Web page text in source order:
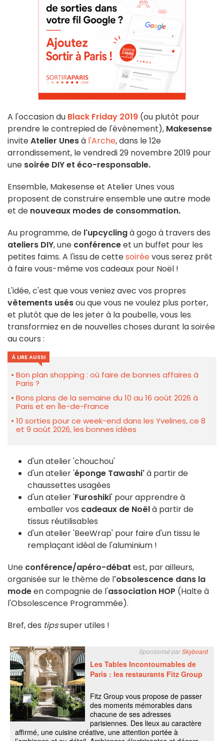
A l'occasion du Black Friday 2019 (ou plutôt pour
prendre le contrepied de l'évènement), Makesense
inviteAtelier Unesà l'Arche, dans le 12e
arrondissement, le vendredi 29 novembre 2019 pour
une soirée DIY et éco-responsable.
Ensemble, Makesense et Atelier Unes vous
proposent de construire ensemble une autre mode
et de nouveaux modes de consommation.
Au programme, de l'upcyclingà gogo à travers des
ateliers DIY, une conférenceet un buffet pour les
petites faims. A l'issu de cettesoiréevous serez prêt
à faire vous-même vos cadeaux pour Noël !
L'idée, c'est que vous veniez avec vos propres
vêtements usésou que vous ne voulez plus porter,
et plutôt que de les jeter à la poubelle, vous les
transformiez en de nouvelles choses durant la soirée
au cours :
À LIRE AUSSI
Bon plan shopping : où faire de bonnes affaires à
Paris ?
Bons plans de la semaine du 10 au 16 août 2026 à
Paris et en Île-de-France
10 sorties pour ce week-end dans les Yvelines, ce 8
et 9 août 2026, les bonnes idées
d'un atelier 'chouchou'
d'un atelier 'éponge Tawashi'à partir de
chaussettes usagées
d'un atelier 'Furoshiki' pour apprendre à
emballer vos cadeaux de Noëlà partir de
tissus réutilisables
d'un atelier 'BeeWrap' pour faire d'un tissu le
remplaçant idéal de l'aluminium !
Une conférence/apéro-débat est, par ailleurs,
organisée sur le thème de l'obsolescence dans la
modeen compagnie de l'association HOP (Halte à
l'Obsolescence Programmée).
Bref, des tipssuper utiles !